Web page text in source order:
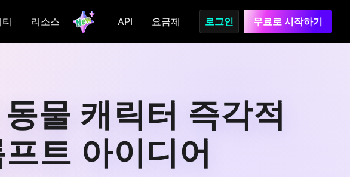
리소스 API 요금제 로그인 무료로 시작하기
물 캐릭터 즉각적
트 아이디어